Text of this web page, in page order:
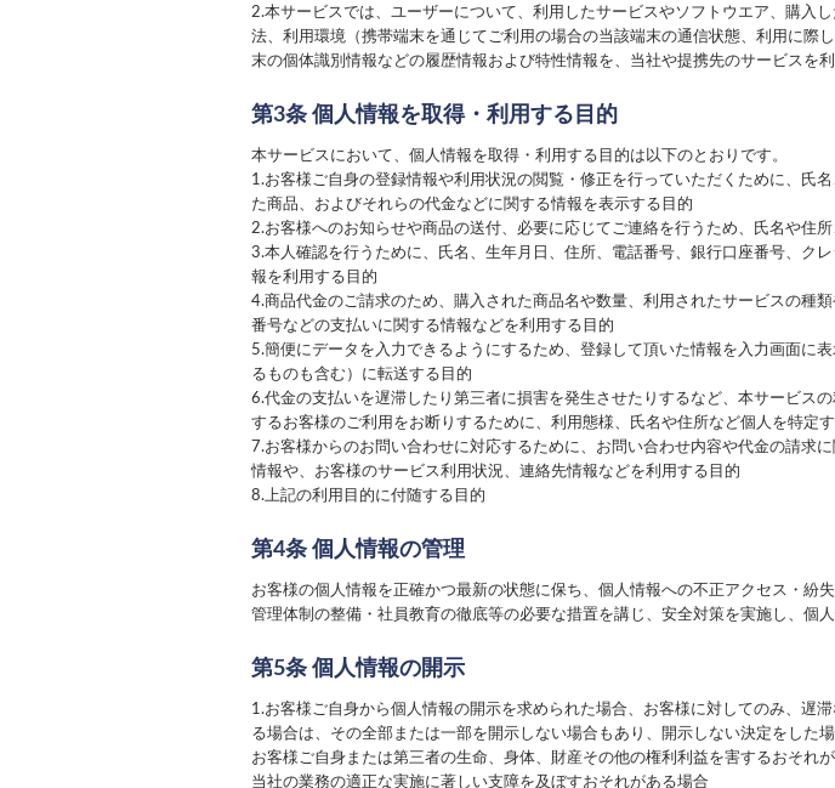
2.本サービスでは、ユーザーについて、利用したサービスやソフトウエア、購入
法、利用環境（携帯端末を通じてご利用の場合の当該端末の通信状態、利用に際
末の個体識別情報などの履歴情報および特性情報を、当社や提携先のサービスを
第3条 個人情報を取得・利用する目的
本サービスにおいて、個人情報を取得・利用する目的は以下のとおりです。
1.お客様ご自身の登録情報や利用状況の閲覧・修正を行っていただくために、氏
た商品、およびそれらの代金などに関する情報を表示する目的
2.お客様へのお知らせや商品の送付、必要に応じてご連絡を行うため、氏名や住
3.本人確認を行うために、氏名、生年月日、住所、電話番号、銀行口座番号、ク
報を利用する目的
4.商品代金のご請求のため、購入された商品名や数量、利用されたサービスの種
番号などの支払いに関する情報などを利用する目的
5.簡便にデータを入力できるようにするため、登録して頂いた情報を入力画面に
るものも含む）に転送する目的
6.代金の支払いを遅滞したり第三者に損害を発生させたりするなど、本サービス
するお客様のご利用をお断りするために、利用態様、氏名や住所など個人を特定
7.お客様からのお問い合わせに対応するために、お問い合わせ内容や代金の請求
情報や、お客様のサービス利用状況、連絡先情報などを利用する目的
8.上記の利用目的に付随する目的
第4条 個人情報の管理
お客様の個人情報を正確かつ最新の状態に保ち、個人情報への不正アクセス・紛
管理体制の整備・社員教育の徹底等の必要な措置を講じ、安全対策を実施し、個
第5条 個人情報の開示
1.お客様ご自身から個人情報の開示を求められた場合、お客様に対してのみ、遅
る場合は、その全部または一部を開示しない場合もあり、開示しない決定をした
お客様ご自身または第三者の生命、身体、財産その他の権利利益を害するおそれ
当社の業務の適正な実施に著しい支障を及ぼすおそれがある場合